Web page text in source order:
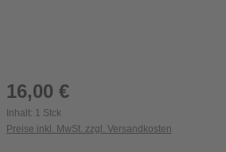
Regulärer Preis:
16,00 €
Inhalt: 1 Stck
Preise inkl. MwSt. zzgl. Versandkosten